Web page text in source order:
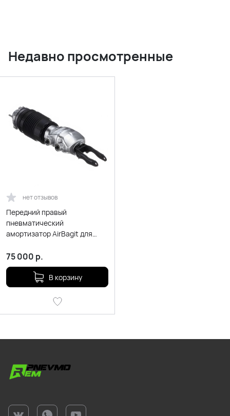
Недавно просмотренные
нет отзывов
Передний правый
пневматический
амортизатор AirBagit для
2022)
75 000 р.
В корзину